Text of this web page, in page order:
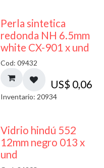
Perla sintetica
redonda NH 6.5mm
white CX-901 x und
Cod: 09432
US$ 0,06
Inventario: 20934
40% DESCUENTO
Vidrio hindú 552
12mm negro 013 x
und